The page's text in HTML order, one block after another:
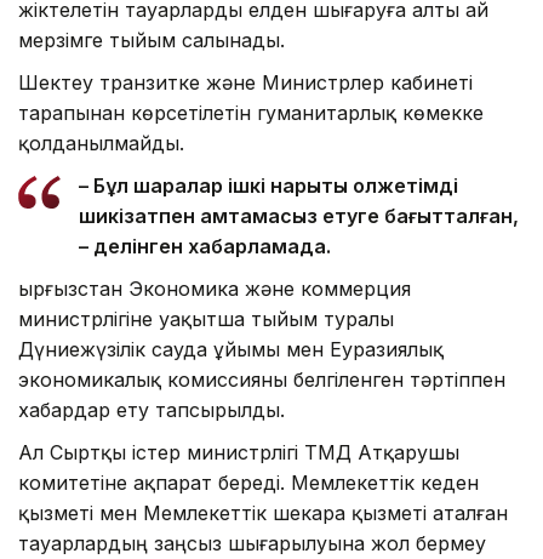
жіктелетін тауарларды елден шығаруға алты ай
мерзімге тыйым салынады.
Шектеу транзитке және Министрлер кабинеті
тарапынан көрсетілетін гуманитарлық көмекке
қолданылмайды.
– Бұл шаралар ішкі нарықты қолжетімді
шикізатпен қамтамасыз етуге бағытталған,
– делінген хабарламада.
Қырғызстан Экономика және коммерция
министрлігіне уақытша тыйым туралы
Дүниежүзілік сауда ұйымы мен Еуразиялық
экономикалық комиссияны белгіленген тәртіппен
хабардар ету тапсырылды.
Ал Сыртқы істер министрлігі ТМД Атқарушы
комитетіне ақпарат береді. Мемлекеттік кеден
қызметі мен Мемлекеттік шекара қызметі аталған
тауарлардың заңсыз шығарылуына жол бермеу